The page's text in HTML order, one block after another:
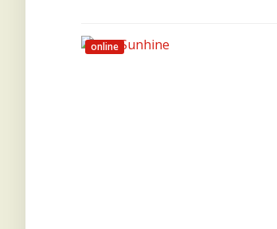
online